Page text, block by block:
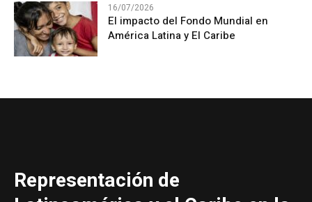
16/07/2026
El impacto del Fondo Mundial en
América Latina y El Caribe
Representación de